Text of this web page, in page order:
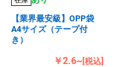
【業界最安級】OPP袋
A4サイズ（テープ付
き）
￥2.6~[税込]